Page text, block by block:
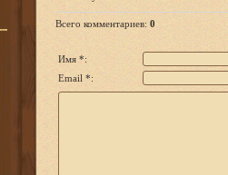
Всего комментариев: 0
Имя *:
Email *: